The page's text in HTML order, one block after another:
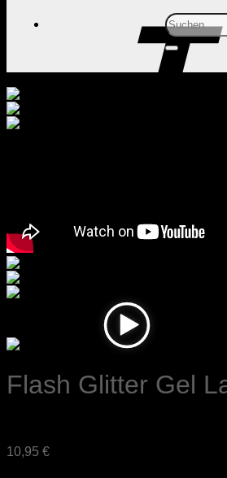
Suchen
nach:
Flash Glitter Gel
10,95 €